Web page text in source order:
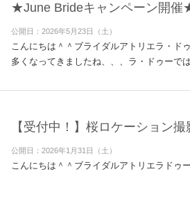
★June Brideキャンペーン開
公開日：2026年5月23日（土）
こんにちは＾＾ブライダルアトリエラ・ド
多くなってきましたね、、、ラ・ドゥーで
【受付中！】桜ロケーション
公開日：2026年1月31日（土）
こんにちは＾＾ブライダルアトリエラドゥー